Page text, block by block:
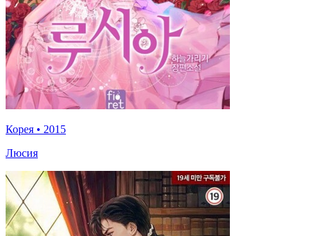
Корея • 2015
Люсия